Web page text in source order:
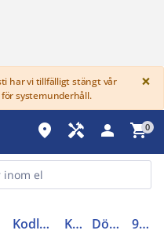
har vi tillfälligt stängt vår
systemunderhåll.
×
place handyman person shopping_cart0
Kodlås/passersystem Kortläsare Dörrbladsläsare 94500072